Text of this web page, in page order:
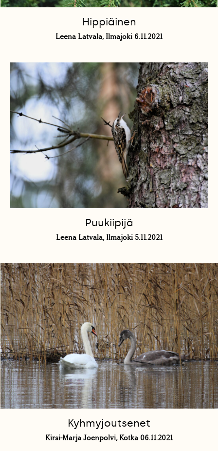
Hippiäinen
Leena Latvala, Ilmajoki 6.11.2021
Puukiipijä
Leena Latvala, Ilmajoki 5.11.2021
Kyhmyjoutsenet
Kirsi-Marja Joenpolvi, Kotka 06.11.2021